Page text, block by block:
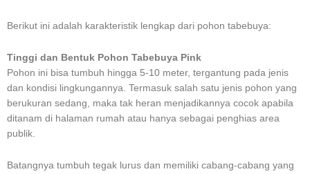
Berikut ini adalah karakteristik lengkap dari pohon tabebuya:
Tinggi dan Bentuk Pohon Tabebuya Pink
Pohon ini bisa tumbuh hingga 5-10 meter, tergantung pada jenis
dan kondisi lingkungannya. Termasuk salah satu jenis pohon yang
berukuran sedang, maka tak heran menjadikannya cocok apabila
ditanam di halaman rumah atau hanya sebagai penghias area
publik.
Batangnya tumbuh tegak lurus dan memiliki cabang-cabang yang